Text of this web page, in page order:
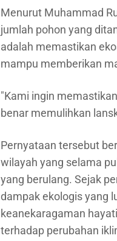
Menurut Muhammad
jumlah pohon yang
adalah memastikan
mampu memberikan
"Kami ingin
benar memulihkan
Pernyataan tersebut
wilayah yang selama
yang berulang. Sejak
dampak ekologis yang
keanekaragaman
terhadap perubahan